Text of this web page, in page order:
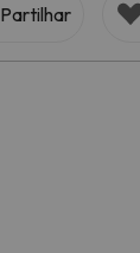
Partilhar